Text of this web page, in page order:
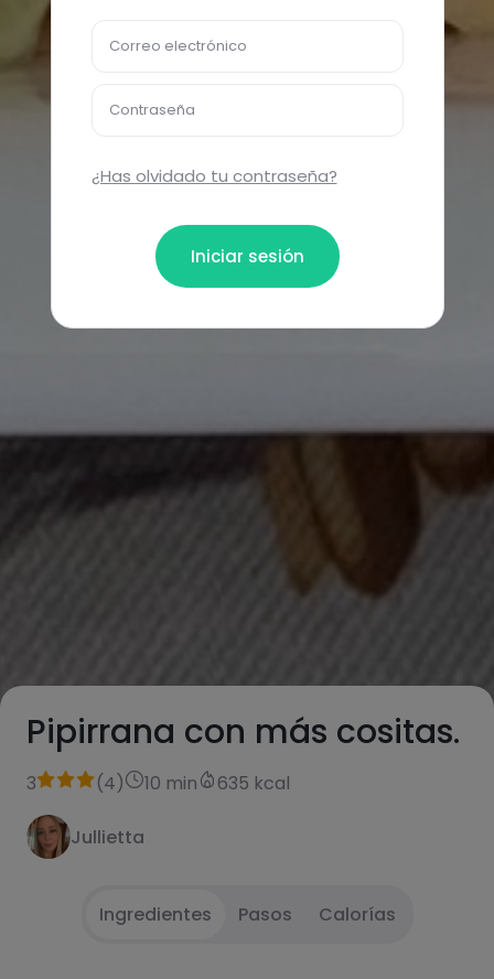
Pipirrana con más cositas.
3 (4) 10 min 635 kcal
Jullietta
Ingredientes Pasos Calorías
Correo electrónico
Contraseña
¿Has olvidado tu contraseña?
Iniciar sesión